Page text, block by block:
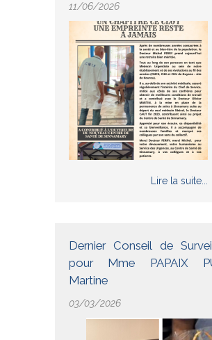
11/06/2026
Lire la suite...
Dernier Conseil de
pour Mme PAPAIX
Martine
03/03/2026